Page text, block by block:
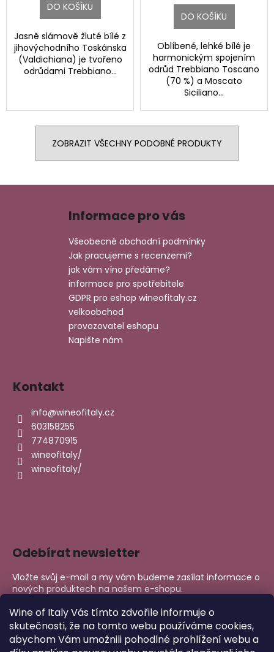
Wine of Italy Vás tímto zdvořile informuje o
skutečnosti, že na tomto webu používáme cookies,
abychom Vám umožnili pohodlné prohlížení webu a
DO KOŠÍKU
Jasně slámově žluté bílé z
jihovýchodního Toskánska
(Valdichiana) je tvořeno
odrůdami Trebbiano...
DO KOŠÍKU
Oblíbené, lehké bílé je
harmonickým spojením
odrůd Trebbiano Toscano
(70 %) a Moscato
Siciliano...
ZOBRAZIT VŠECHNY PODOBNÉ PRODUKTY
Informace pro vás
Všeobecné obchodní podmínky
Jak pracujeme s recenzemi?
jak vám víno předáme?
informace pro spotřebitele
GDPR pro eshop wineofitaly.cz
velkoobchod
provozovatel eshopu
Napište nám
Kontakt
info@wineofitaly.cz
603158255
774870915
wineofitaly/
wineofitaly/
Odebírat newsletter
Vložte svůj e-mail a my vám budeme zasílat informace o
nových produktech na našem e-shopu.
E-mail
PŘIHLÁSIT SE